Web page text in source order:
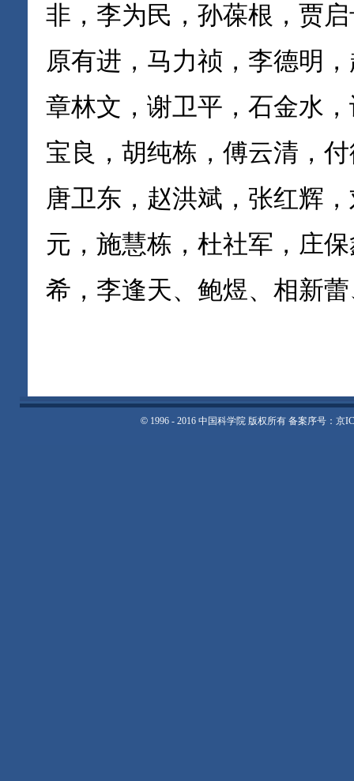
非，李为民，孙葆根，贾
原有进，马力祯，李德明
章林文，谢卫平，石金水
宝良，胡纯栋，傅云清，
唐卫东，赵洪斌，张红辉
元，施慧栋，杜社军，庄
希，李逢天、鲍煜、相新
© 1996 - 2016 中国科学院 版权所有 备案序号：京